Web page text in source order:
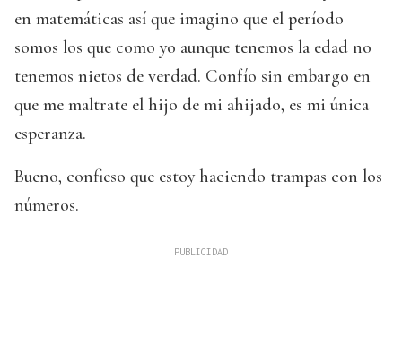
en matemáticas así que imagino que el período
somos los que como yo aunque tenemos la edad no
tenemos nietos de verdad. Confío sin embargo en
que me maltrate el hijo de mi ahijado, es mi única
esperanza.
Bueno, confieso que estoy haciendo trampas con los
números.